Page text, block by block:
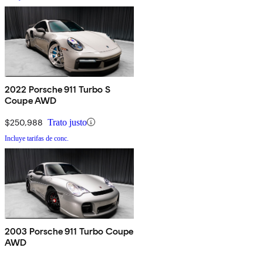
2022 Porsche 911 Turbo S
Coupe AWD
$250,988 Trato justo
Incluye tarifas de conc.
2003 Porsche 911 Turbo Coupe
AWD